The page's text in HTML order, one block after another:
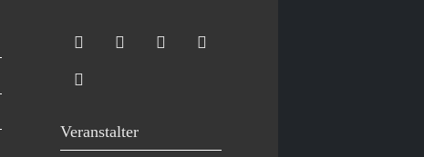
Veranstalter